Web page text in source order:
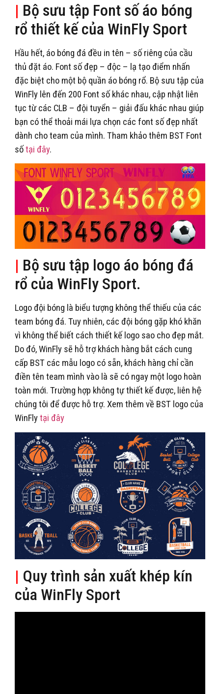
| Bộ sưu tập Font số áo bóng
rổ thiết kế của WinFly Sport
Hầu hết, áo bóng đá đều in tên – số riêng của cầu
thủ đặt áo. Font số đẹp – độc – lạ tạo điểm nhấn
đặc biệt cho một bộ quần áo bóng rổ. Bộ sưu tập của
WinFly lên đến 200 Font số khác nhau, cập nhật liên
tục từ các CLB – đội tuyển – giải đấu khác nhau giúp
bạn có thể thoải mái lựa chọn các font số đẹp nhất
dành cho team của mình. Tham khảo thêm BST Font
sốtại đây.
| Bộ sưu tập logo áo bóng đá
rổ của WinFly Sport.
Logo đội bóng là biểu tượng không thể thiếu của các
team bóng đá. Tuy nhiên, các đội bóng gặp khó khăn
vì không thể biết cách thiết kế logo sao cho đẹp mắt.
Do đó, WinFly sẽ hỗ trợ khách hàng bắt cách cung
cấp BST các mẫu logo có sẵn, khách hàng chỉ cần
điền tên team mình vào là sẽ có ngay một logo hoàn
toàn mới. Trường hợp không tự thiết kế được, liên hệ
chúng tôi để được hỗ trợ. Xem thêm về BST logo của
WinFlytại đây
| Quy trình sản xuất khép kín
của WinFly Sport